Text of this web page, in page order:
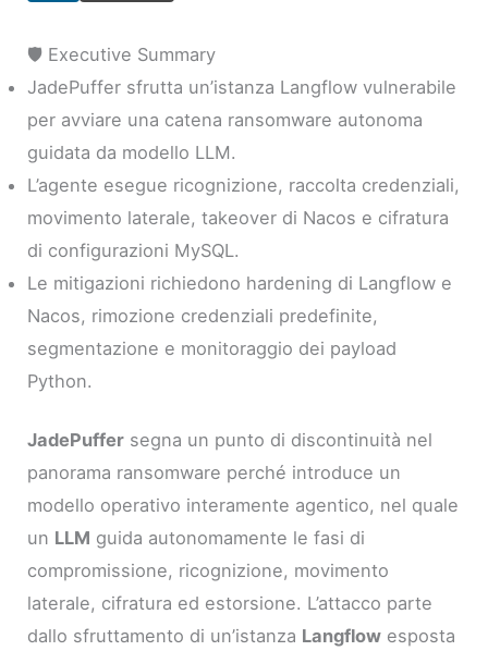
🛡️ Executive Summary
JadePuffer sfrutta un’istanza Langflow vulnerabile
per avviare una catena ransomware autonoma
guidata da modello LLM.
L’agente esegue ricognizione, raccolta credenziali,
movimento laterale, takeover di Nacos e cifratura
di configurazioni MySQL.
Le mitigazioni richiedono hardening di Langflow e
Nacos, rimozione credenziali predefinite,
segmentazione e monitoraggio dei payload
Python.
JadePuffer segna un punto di discontinuità nel
panorama ransomware perché introduce un
modello operativo interamente agentico, nel quale
un LLM guida autonomamente le fasi di
compromissione, ricognizione, movimento
laterale, cifratura ed estorsione. L’attacco parte
dallo sfruttamento di un’istanza Langflow esposta